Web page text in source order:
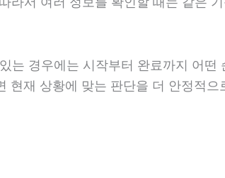
경우에는 시작부터 완료까지 어
재 상황에 맞는 판단을 더 안정적으